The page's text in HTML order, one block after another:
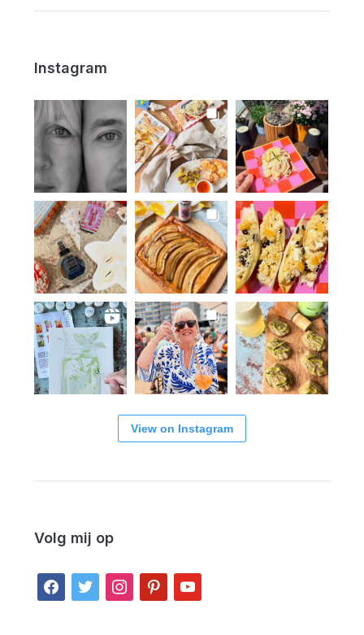
Instagram
View on Instagram
Volg mij op
facebook
twitter instagrampinterestyoutube